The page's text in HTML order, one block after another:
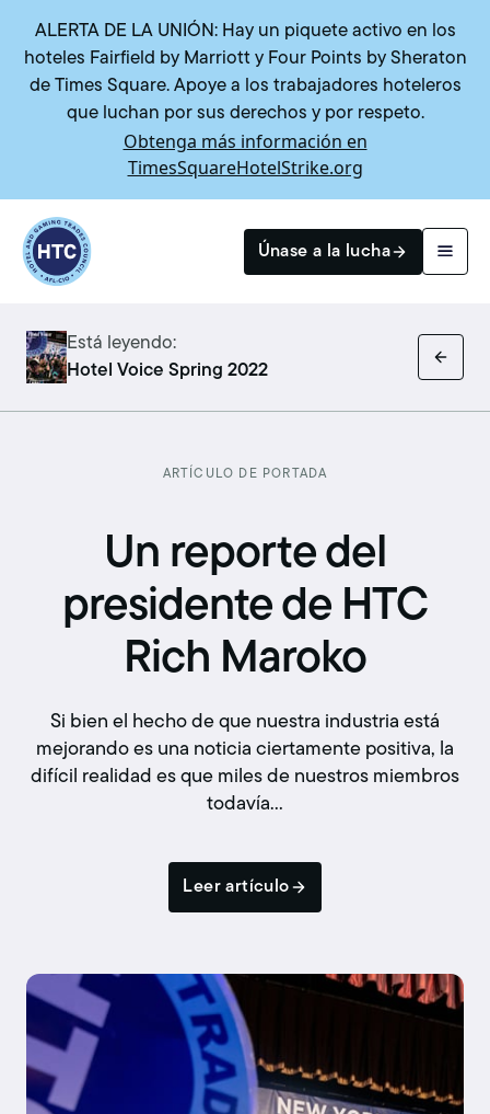
ALERTA DE LA UNIÓN: Hay un piquete activo en los
hoteles Fairfield by Marriott y Four Points by Sheraton
de Times Square. Apoye a los trabajadores hoteleros
que luchan por sus derechos y por respeto.
Obtenga más información en
TimesSquareHotelStrike.org
Buscar
Return to homepage
Únase a la lucha
Está leyendo:
Hotel Voice Spring 2022
ARTÍCULO DE PORTADA
Un reporte del
presidente de HTC
Rich Maroko
Si bien el hecho de que nuestra industria está
mejorando es una noticia ciertamente positiva, la
difícil realidad es que miles de nuestros miembros
todavía…
Leer artículo